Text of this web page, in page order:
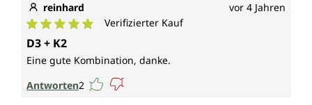
Erhaltung einer normalen Muskelfunktion
Erhaltung normaler Zähne
normalen Funktion des Immunsystems
und hat eine Funktion bei der Zellteilung.
Vitamin K (Menachinon)
reinhard vor 4 Jahren
Durchschnittliche Bewertung von 5 von 5 Sternen
Verifizierter Kauf
D3 + K2
Eine gute Kombination, danke.
Antworten2